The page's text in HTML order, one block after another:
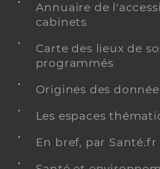
Annuaire de
cabinets
Carte des lieux de
programmés
Origines des
Les espaces
En bref, par Santé.fr